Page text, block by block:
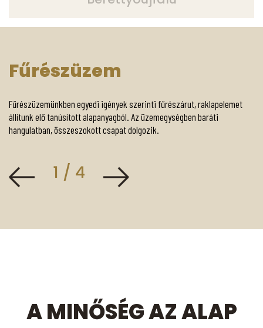
Fűrészüzem
Fűrészüzemünkben egyedi igények szerinti fűrészárut, raklapelemet
állítunk elő tanúsított alapanyagból. Az üzemegységben baráti
hangulatban, összeszokott csapat dolgozik.
1 / 4
A MINŐSÉG AZ ALAP